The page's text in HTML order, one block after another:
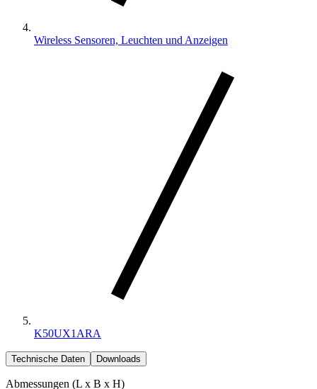
Wireless Sensoren, Leuchten und Anzeigen
K50UX1ARA
Technische Daten Downloads
Abmessungen (L x B x H)